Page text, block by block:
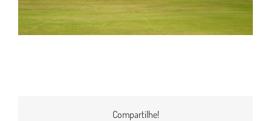
Compartilhe!